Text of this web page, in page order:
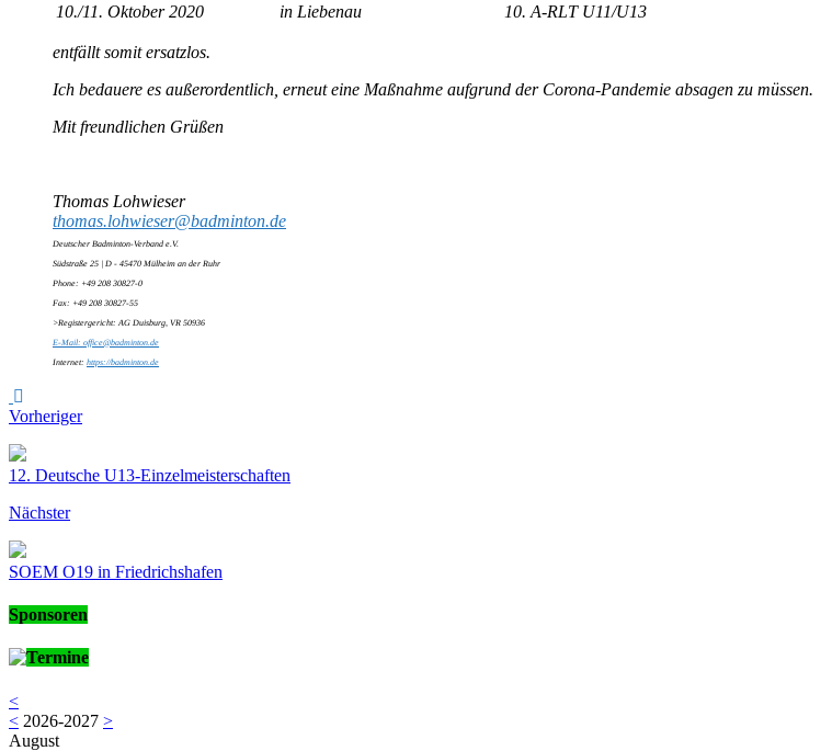
10./11. Oktober 2020 in Liebenau 10. A-RLT U11/U13
entfällt somit ersatzlos.
Ich bedauere es außerordentlich, erneut eine Maßnahme aufgrund der Corona-Pandemie absagen zu müssen.
Mit freundlichen Grüßen
Thomas Lohwieser
thomas.lohwieser@badminton.de
Deutscher Badminton-Verband e.V.
Südstraße 25 | D - 45470 Mülheim an der Ruhr
Phone: +49 208 30827-0
Fax: +49 208 30827-55
>Registergericht: AG Duisburg, VR 50936
E-Mail: office@badminton.de
Internet: https://badminton.de
Vorheriger
12. Deutsche U13-Einzelmeisterschaften
Nächster
SOEM O19 in Friedrichshafen
Sponsoren
Termine
<
< 2026-2027 >
August